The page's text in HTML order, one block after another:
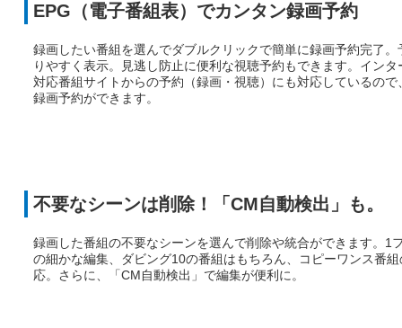
EPG（電子番組表）でカンタン録画予約
録画したい番組を選んでダブルクリックで簡単に録画予約完了。
りやすく表示。見逃し防止に便利な視聴予約もできます。インタ
対応番組サイトからの予約（録画・視聴）にも対応しているので
録画予約ができます。
不要なシーンは削除！「CM自動検出」も。
録画した番組の不要なシーンを選んで削除や統合ができます。1
の細かな編集、ダビング10の番組はもちろん、コピーワンス番
応。さらに、「CM自動検出」で編集が便利に。